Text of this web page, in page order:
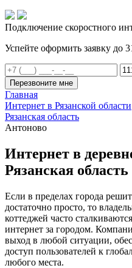
Подключение скоростного
Успейте оформить заявку до
Перезвоните мне
Главная
Интернет в Рязанской области
Рязанская область
Антоново
Интернет в
Рязанская область
Если в пределах города
достаточно просто, то
коттеджей часто
интернет за городом.
выход в любой ситуации,
доступ пользователей к
любого места.